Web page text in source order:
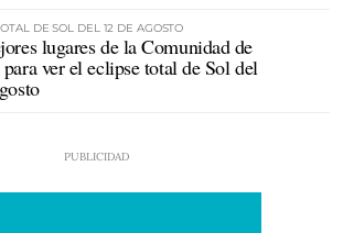
DE SOL DEL 12 DE AGOSTO
lugares de la Comunidad de
ver el eclipse total de Sol del